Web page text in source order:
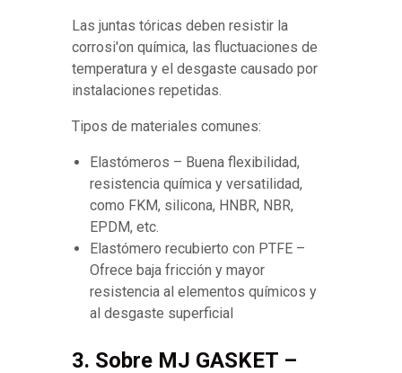
Las juntas tóricas deben resistir la
corrosi'on química, las fluctuaciones de
temperatura y el desgaste causado por
instalaciones repetidas.
Tipos de materiales comunes:
Elastómeros – Buena flexibilidad,
resistencia química y versatilidad,
como FKM, silicona, HNBR, NBR,
EPDM, etc.
Elastómero recubierto con PTFE –
Ofrece baja fricción y mayor
resistencia al elementos químicos y
al desgaste superficial
3. Sobre MJ GASKET –